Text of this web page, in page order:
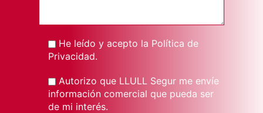
He leído y acepto la Política de
Privacidad.
Autorizo que LLULL Segur me envíe
información comercial que pueda ser
de mi interés.